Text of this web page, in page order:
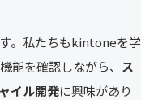
。私たちもkintoneを学
能を確認しながら、 ス
イル開発に興味があり